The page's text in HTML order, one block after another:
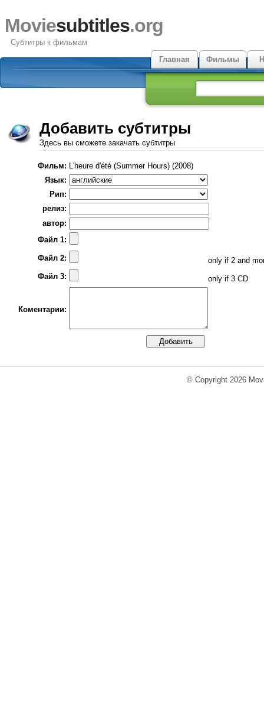
Moviesubtitles.org
Субтитры к фильмам
Главная
Фильмы
Добавить субтитры
Здесь вы сможете закачать субтитры
Фильм:
L'heure d'été (Summer Hours) (2008)
Язык:
Рип:
релиз:
автор:
Файл 1:
Файл 2:
only if 2 and
Файл 3:
only if 3 CD
Коментарии:
© Copyright 2026